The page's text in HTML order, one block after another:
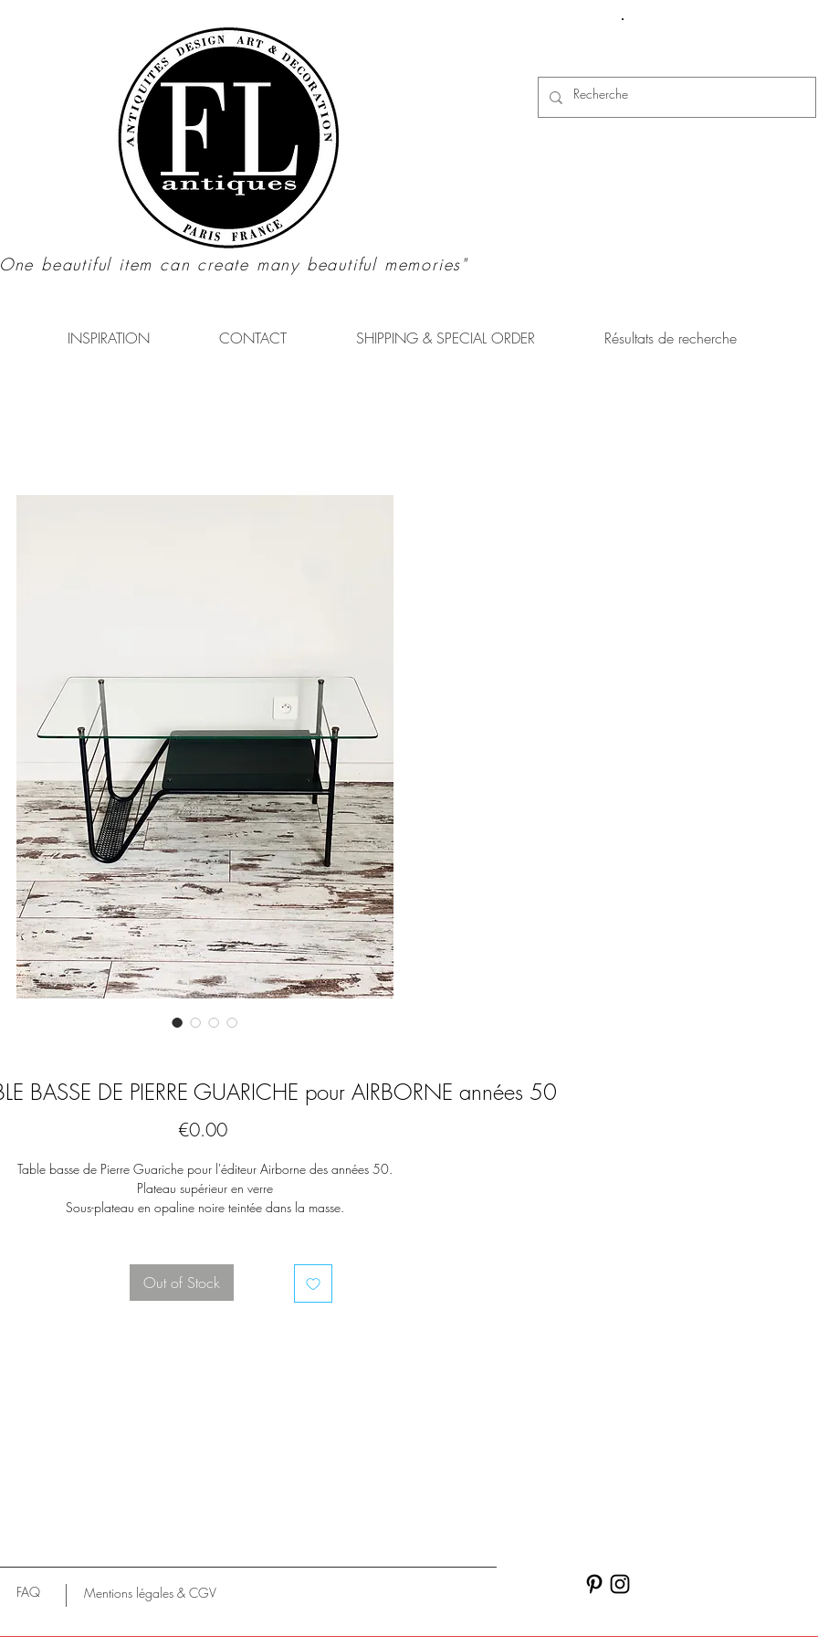
beautiful item can create many beautiful memories"
INSPIRATION CONTACT SHIPPING & SPECIAL ORDER Résultats de recherche
BASSE DE PIERRE GUARICHE pour AIRBORNE années 50
€0.00Price
Table basse de Pierre Guariche pour l'éditeur Airborne des années 50.
Plateau supérieur en verre
Sous-plateau en opaline noire teintée dans la masse.
Micro éclat sur le plateau qui ne retire en rien à la sécurité et à l’esthétisme.
Dimensions :
Longueur : 91 cm
Out of Stock
FAQ Mentions légales & CGV